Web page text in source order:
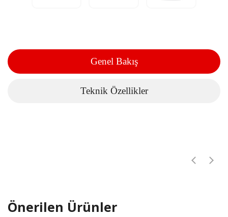
Genel Bakış
Teknik Özellikler
Önerilen Ürünler